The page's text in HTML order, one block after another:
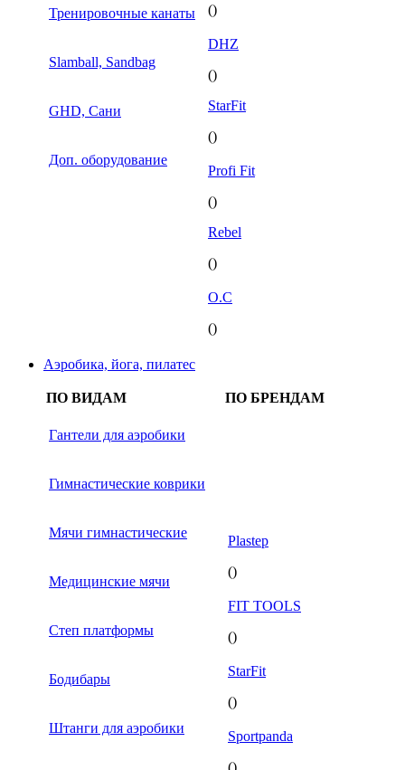
Тренировочные канаты
Slamball, Sandbag
GHD, Сани
Доп. оборудование
()
DHZ
()
StarFit
()
Profi Fit
()
Rebel
()
O.C
()
Аэробика, йога, пилатес
ПО ВИДАМ ПО БРЕНДАМ
Гантели для аэробики
Гимнастические коврики
Мячи гимнастические
Медицинские мячи
Степ платформы
Бодибары
Штанги для аэробики
Plastep
()
FIT TOOLS
()
StarFit
()
Sportpanda
()